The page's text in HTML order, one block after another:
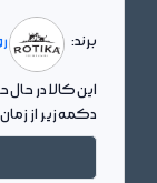
برند:
این کالا در
دکمه زیر از